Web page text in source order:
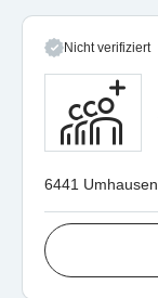
Nicht verifiziert
6441 Umhausen